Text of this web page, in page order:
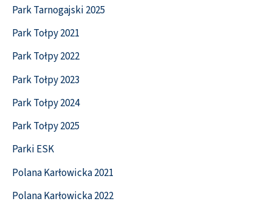
Park Tarnogajski 2025
Park Tołpy 2021
Park Tołpy 2022
Park Tołpy 2023
Park Tołpy 2024
Park Tołpy 2025
Parki ESK
Polana Karłowicka 2021
Polana Karłowicka 2022